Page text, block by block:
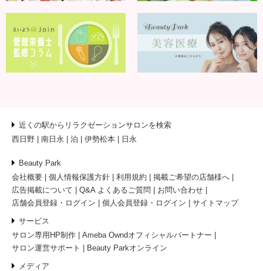
お問い合わせ
近くの駅からリラクゼーションサロンを検索
西日野
南日永 泊 伊勢松本 日永
Beauty Park
会社概要
個人情報保護方針 利用規約
掲載ご希望の店舗様へ
広告掲載について
Q&A よくあるご質問
お問い合わせ
店舗会員登録・ログイン
個人会員登録・ログイン サイトマップ
サービス
サロン専用HP制作
Ameba Owndオフィシャルパートナー
サロン運営サポート
Beauty Parkオンライン
メディア